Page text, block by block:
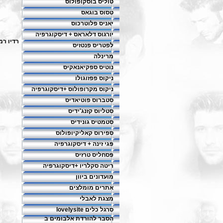
טוליס בוסקופולוס
טסוס בוגאס
יאניס פלוטרכוס
יורגוס דלאראס + דיסקוגרפיה
לפטריס פנטזיס
מרינלה
נוטיס ספקיאנאקיס
ניקוס פפזוגולו
ניקוס מקרופולוס +דיסקוגרפיה
סטברוס פוטיאדיס
סטליוס קזנג'ידיס
סטמטיס גונידיס
ספירוס קאליקיופולוס
פגי זינה + דיסקוגרפיה
פסחליס טרזיס
ריטה סקלריו +דיסקוגרפיה
מועדונים ביוון
אתרים מומלצים
מצגת לאבלי
סרגל כלים lovelysite
הסבר להורדת אלבומים ב
רדיו